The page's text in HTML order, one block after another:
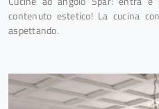
contenuto estetico! La cucina
aspettando.